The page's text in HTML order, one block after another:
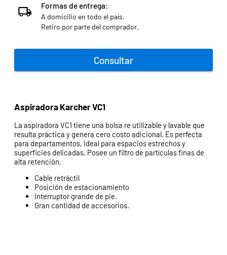
Formas de entrega:
A domicilio en todo el país.
Retiro por parte del comprador.
Consultar
Aspiradora Karcher VC1
La aspiradora VC1 tiene una bolsa re utilizable y lavable que
resulta práctica y genera cero costo adicional. Es perfecta
para departamentos, ideal para espacios estrechos y
superficies delicadas. Posee un filtro de partículas finas de
alta retención.
Cable retráctil
Posición de estacionamiento
Interruptor grande de pie.
Gran cantidad de accesorios.